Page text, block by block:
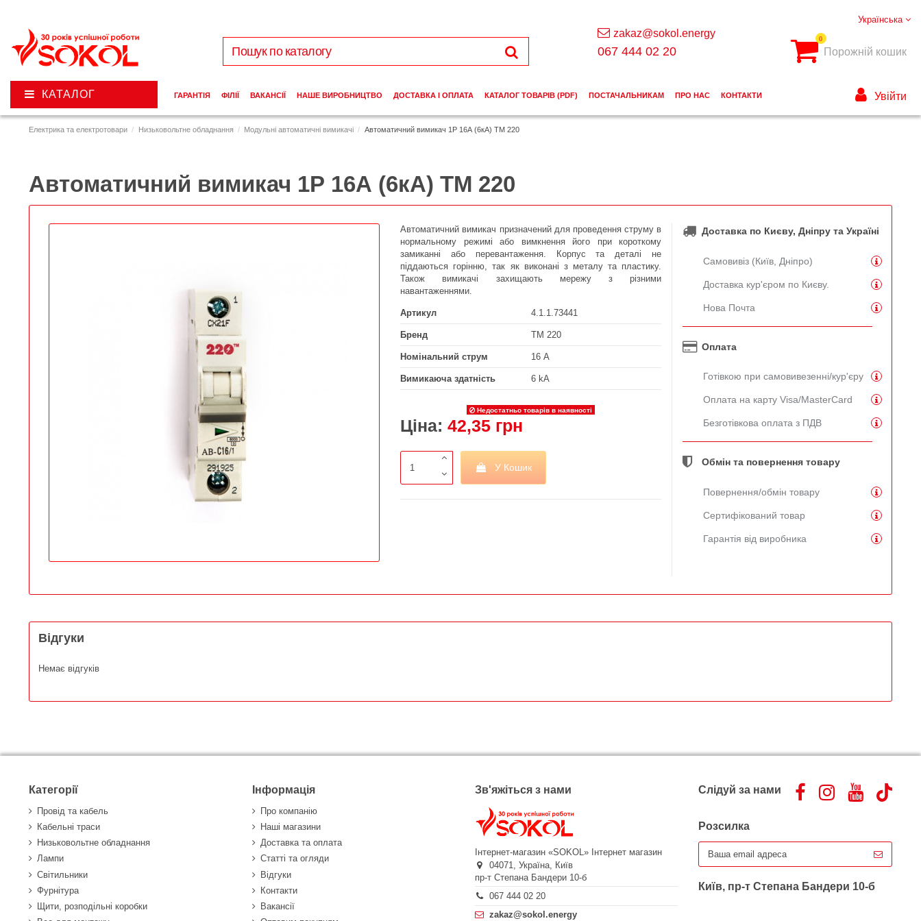
Електрика та електротовари Низьковольтне обладнання Модульні автоматичні вимикачі Автоматичний вимикач 1Р 16А (6кА) ТМ 220
Автоматичний вимикач 1Р 16А (6кА) ТМ 220
Автоматичний вимикач призначений для проведення струму в
нормальному режимі або вимкнення його при короткому
замиканні або перевантаження. Корпус та деталі не
піддаються горінню, так як виконані з металу та пластику.
Також вимикачі захищають мережу з різними
навантаженнями.
Артикул 4.1.1.73441
Бренд ТМ 220
Номінальний струм 16 А
Вимикаюча здатність 6 kA
Недостатньо товарів в наявності
Ціна: 42,35 грн
У Кошик
Доставка по Києву, Дніпру та Україні
Самовивіз (Київ, Дніпро)
Доставка кур'єром по Києву.
Нова Почта
Оплата
Готівкою при самовивезенні/кур'єру
Оплата на карту Visa/MasterCard
Безготівкова оплата з ПДВ
Обмін та повернення товару
Повернення/обмін товару
Сертифікований товар
Гарантія від виробника
Відгуки
Немає відгуків
Українська
zakaz@sokol.energy
067 444 02 20
0
Порожній кошик
КАТАЛОГ ГАРАНТІЯ ФІЛІЇ ВАКАНСІЇ НАШЕ ВИРОБНИЦТВО ДОСТАВКА І ОПЛАТА КАТАЛОГ ТОВАРІВ (PDF) ПОСТАЧАЛЬНИКАМ ПРО НАС КОНТАКТИ Увійти
Категорії
Провід та кабель
Кабельні траси
Низьковольтне обладнання
Лампи
Світильники
Фурнітура
Щити, розподільні коробки
Інформація
Про компанію
Наші магазини
Доставка та оплата
Статті та огляди
Відгуки
Контакти
Вакансії
Зв'яжіться з нами
Інтернет-магазин «SOKOL» Інтернет магазин
04071,Україна, Київ
пр-т Степана Бандери 10-б
067 444 02 20
zakaz@sokol.energy
Слідуй за нами
Розсилка
Київ, пр-т Степана Бандери 10-б